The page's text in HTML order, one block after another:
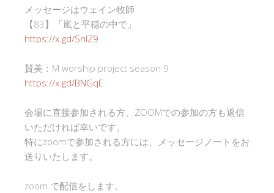
メッセージはウェイン牧師
【83】「嵐と平穏の中で」
https://x.gd/SnlZ9
賛美：M worship project season 9
https://x.gd/BNGqE
会場に直接参加される方、ZOOMでの参加の方も返信
いただければ幸いです。
特にzoomで参加される方には、メッセージノートをお
送りいたします。
zoom で配信をします。